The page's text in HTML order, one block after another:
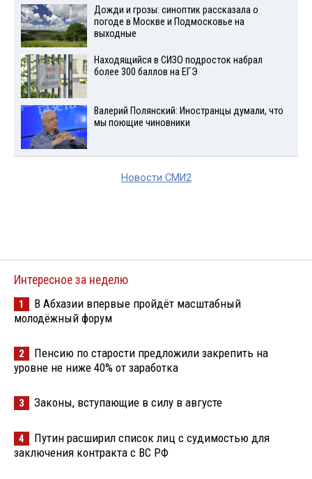
Дожди и грозы: синоптик рассказала о
погоде в Москве и Подмосковье на
выходные
Находящийся в СИЗО подросток набрал
более 300 баллов на ЕГЭ
Валерий Полянский: Иностранцы думали, что
мы поющие чиновники
Новости СМИ2
Интересное за неделю
1
В Абхазии впервые пройдёт масштабный
молодёжный форум
2
Пенсию по старости предложили закрепить на
уровне не ниже 40% от заработка
3 Законы, вступающие в силу в августе
4
Путин расширил список лиц с судимостью для
заключения контракта с ВС РФ